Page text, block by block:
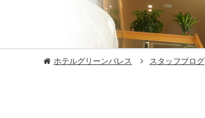
ホテルグリーンパレス スタッフブログ